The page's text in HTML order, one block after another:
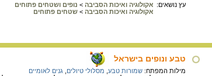
עץ נושאים: אקולוגיה ואיכות הסביבה > נופים ושטחים פתוחים
אקולוגיה ואיכות הסביבה > שטחים פתוחים
טבע ונופים בישראל
מילות המפתח: שמורות טבע מסלולי טיולים גנים לאומיים